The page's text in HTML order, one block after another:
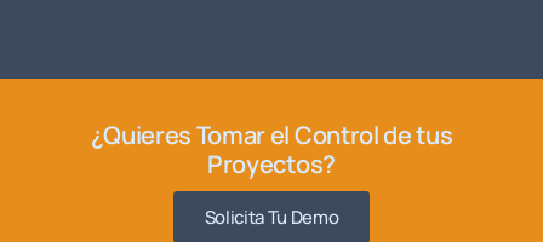
¿Quieres Tomar el Control de tus
Proyectos?
Solicita Tu Demo